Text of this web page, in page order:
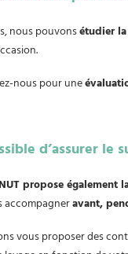
nous pouvonsétudier
nous pour une
d’assurer le
propose également
accompagneravant,
vous proposer des